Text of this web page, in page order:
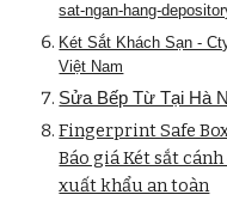
sat-ngan-hang-
Két Sắt Khách Sạn -
Việt Nam
Sửa Bếp Từ Tại Hà
Fingerprint Safe
Báo giá Két sắt
xuất khẩu an toàn